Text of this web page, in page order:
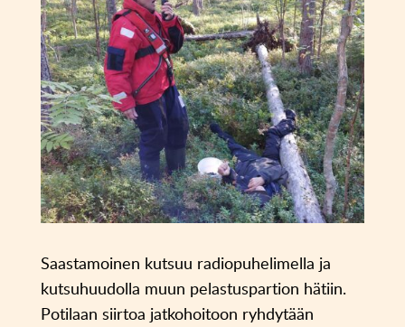
Saastamoinen kutsuu radiopuhelimella ja
kutsuhuudolla muun pelastuspartion hätiin.
Potilaan siirtoa jatkohoitoon ryhdytään